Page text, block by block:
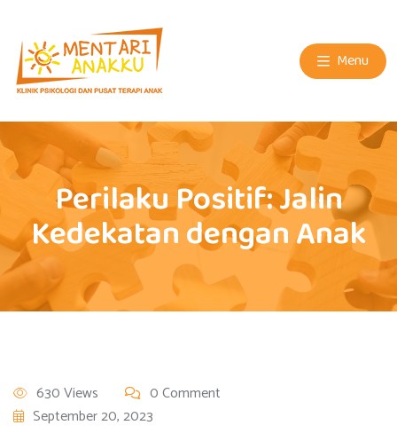
Menu
Perilaku Positif: Jalin
Kedekatan dengan Anak
630 Views
0 Comment
September 20, 2023